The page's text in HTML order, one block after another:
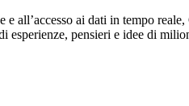
all’accesso ai dati in tempo
esperienze, pensieri e idee di